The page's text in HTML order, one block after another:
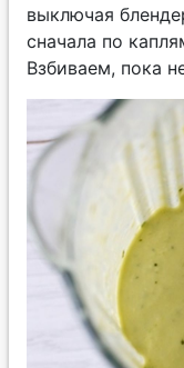
выключая
сначала по
Взбиваем, пока